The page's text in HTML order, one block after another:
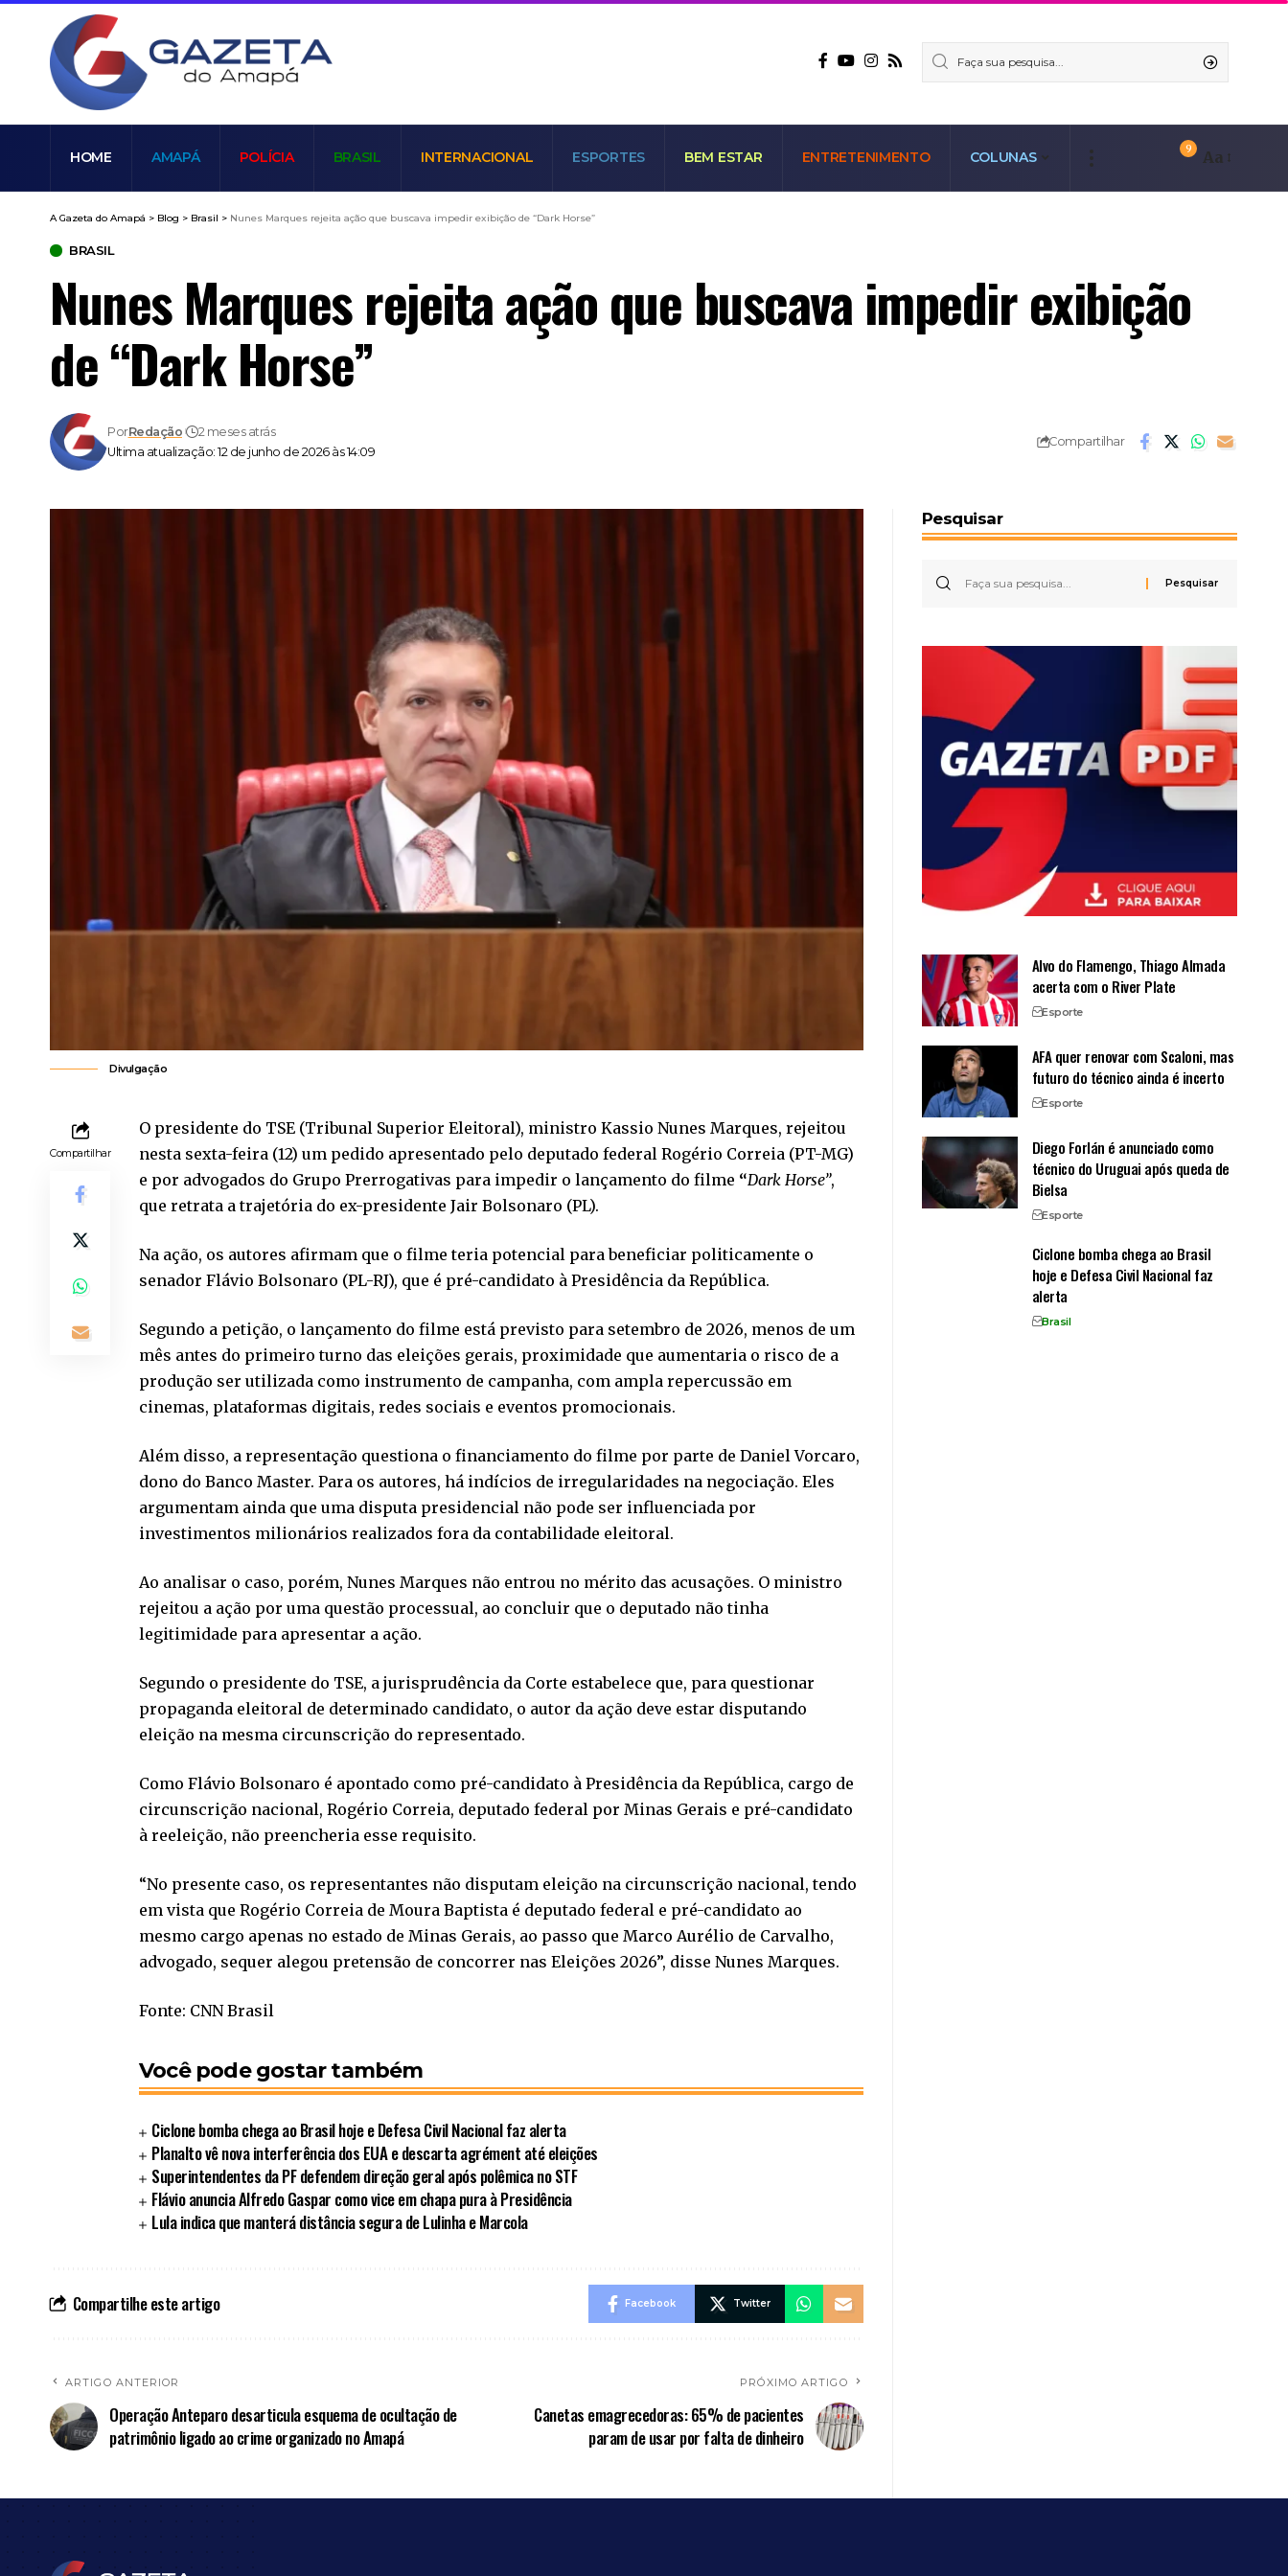
HOME AMAPÁ POLÍCIA BRASIL INTERNACIONAL ESPORTES BEM ESTAR ENTRETENIMENTO COLUNAS
9 Aa
A Gazeta do Amapá > Blog > Brasil > Nunes Marques rejeita ação que buscava impedir exibição de “Dark Horse”
BRASIL
Nunes Marques rejeita ação que buscava impedir exibição
de “Dark Horse”
Ultima atualização: 12 de junho de 2026 às 14:09
PorRedação 2 meses atrás
Compartilhar
Divulgação
Compartilhar
O presidente do TSE (Tribunal Superior Eleitoral), ministro Kassio Nunes Marques, rejeitou
nesta sexta-feira (12) um pedido apresentado pelo deputado federal Rogério Correia (PT-MG)
e por advogados do Grupo Prerrogativas para impedir o lançamento do filme “Dark Horse”,
que retrata a trajetória do ex-presidente Jair Bolsonaro (PL).
Na ação, os autores afirmam que o filme teria potencial para beneficiar politicamente o
senador Flávio Bolsonaro (PL-RJ), que é pré-candidato à Presidência da República.
Segundo a petição, o lançamento do filme está previsto para setembro de 2026, menos de um
mês antes do primeiro turno das eleições gerais, proximidade que aumentaria o risco de a
produção ser utilizada como instrumento de campanha, com ampla repercussão em
cinemas, plataformas digitais, redes sociais e eventos promocionais.
Além disso, a representação questiona o financiamento do filme por parte de Daniel Vorcaro,
dono do Banco Master. Para os autores, há indícios de irregularidades na negociação. Eles
argumentam ainda que uma disputa presidencial não pode ser influenciada por
investimentos milionários realizados fora da contabilidade eleitoral.
Ao analisar o caso, porém, Nunes Marques não entrou no mérito das acusações. O ministro
rejeitou a ação por uma questão processual, ao concluir que o deputado não tinha
legitimidade para apresentar a ação.
Segundo o presidente do TSE, a jurisprudência da Corte estabelece que, para questionar
propaganda eleitoral de determinado candidato, o autor da ação deve estar disputando
eleição na mesma circunscrição do representado.
Como Flávio Bolsonaro é apontado como pré-candidato à Presidência da República, cargo de
circunscrição nacional, Rogério Correia, deputado federal por Minas Gerais e pré-candidato
à reeleição, não preencheria esse requisito.
“No presente caso, os representantes não disputam eleição na circunscrição nacional, tendo
em vista que Rogério Correia de Moura Baptista é deputado federal e pré-candidato ao
mesmo cargo apenas no estado de Minas Gerais, ao passo que Marco Aurélio de Carvalho,
advogado, sequer alegou pretensão de concorrer nas Eleições 2026”, disse Nunes Marques.
Fonte: CNN Brasil
Você pode gostar também
Ciclone bomba chega ao Brasil hoje e Defesa Civil Nacional faz alerta
Planalto vê nova interferência dos EUA e descarta agrément até eleições
Superintendentes da PF defendem direção geral após polêmica no STF
Flávio anuncia Alfredo Gaspar como vice em chapa pura à Presidência
Lula indica que manterá distância segura de Lulinha e Marcola
Compartilhe este artigo Facebook Twitter
ARTIGO ANTERIOR
Operação Anteparo desarticula esquema de ocultação de
patrimônio ligado ao crime organizado no Amapá
PRÓXIMO ARTIGO
Canetas emagrecedoras: 65% de pacientes
param de usar por falta de dinheiro
Pesquisar
Alvo do Flamengo, Thiago Almada
acerta com o River Plate
Esporte
AFA quer renovar com Scaloni, mas
futuro do técnico ainda é incerto
Esporte
Diego Forlán é anunciado como
técnico do Uruguai após queda de
Bielsa
Esporte
Ciclone bomba chega ao Brasil
hoje e Defesa Civil Nacional faz
alerta
Brasil